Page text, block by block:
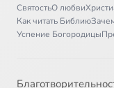
СвятостьО любви
Как читать Библию
Успение Богородицы